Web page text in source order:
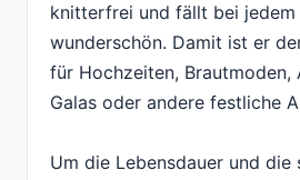
knitterfrei und fällt bei jedem
wunderschön. Damit ist er
für Hochzeiten, Brautmoden,
Galas oder andere festliche
Um die Lebensdauer und die